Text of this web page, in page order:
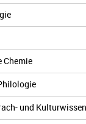
und